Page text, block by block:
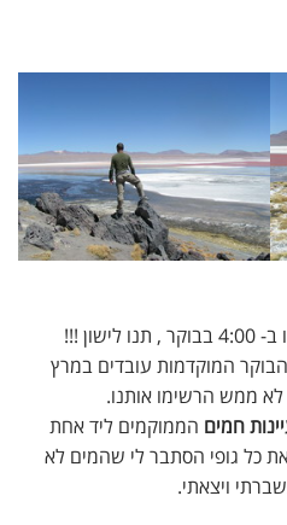
!!!
המוקדמות עובדים במרץ
ממש הרשימו אותנו.
חמים הממוקמים ליד אחת
כל גופי הסתבר לי שהמים לא